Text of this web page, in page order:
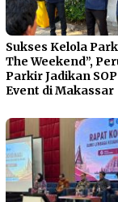
Sukses Kelola
The Weekend”,
Parkir Jadikan
Event di Makassar